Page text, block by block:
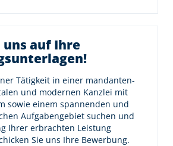
auf Ihre
Tätigkeit in einer mandanten­
und modernen Kanzlei mit
sowie einem spannenden und
Aufgaben­gebiet suchen und
Ihrer erbrachten Leistung
Sie uns Ihre Bewerbung.